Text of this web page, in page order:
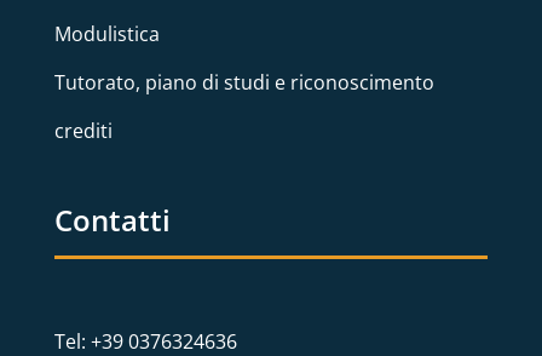
Modulistica
Tutorato, piano di studi e riconoscimento
crediti
Contatti
Tel: +39 0376324636